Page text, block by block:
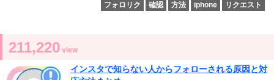
フォロリク
確認 方法 iphone リクエスト
211,220 view
インスタで知らない人からフォローされる原因と対